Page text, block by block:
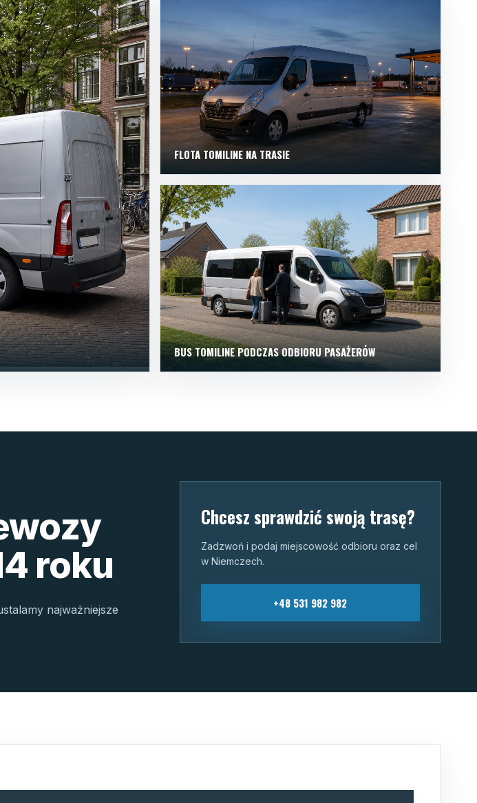
FLOTA TOMILINE NA TRASIE
BUS TOMILINE PODCZAS ODBIORU PASAŻERÓW
roku
najważniejsze
Chcesz sprawdzić swoją trasę?
Zadzwoń i podaj miejscowość odbioru oraz cel
w Niemczech.
+48 531 982 982